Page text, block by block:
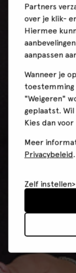
Partners
over je klik-
Hiermee
aanpassen
Wanneer je
toestemming
"Weigeren"
geplaatst.
Kies dan
Meer
Privacybeleid.
Zelf instellen